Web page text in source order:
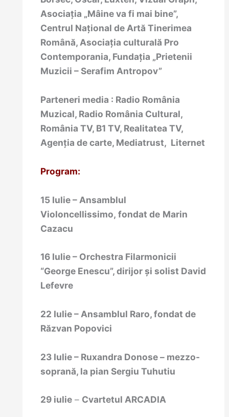
Asociaţia „Mâine va fi mai bine”,
Centrul Naţional de Artă Tinerimea
Română, Asociaţia culturală Pro
Contemporania, Fundaţia „Prietenii
Muzicii – Serafim Antropov”
Parteneri media : Radio România
Muzical, Radio România Cultural,
România TV, B1 TV, Realitatea TV,
Agenția de carte, Mediatrust, Liternet
Program:
15 Iulie – Ansamblul
Violoncellissimo, fondat de Marin
Cazacu
16 Iulie – Orchestra Filarmonicii
“George Enescu”, dirijorși solist David
Lefevre
22 Iulie – Ansamblul Raro, fondat de
Răzvan Popovici
23 Iulie – Ruxandra Donose – mezzo-
soprană, la pian Sergiu Tuhutiu
29 iulie– Cvartetul ARCADIA